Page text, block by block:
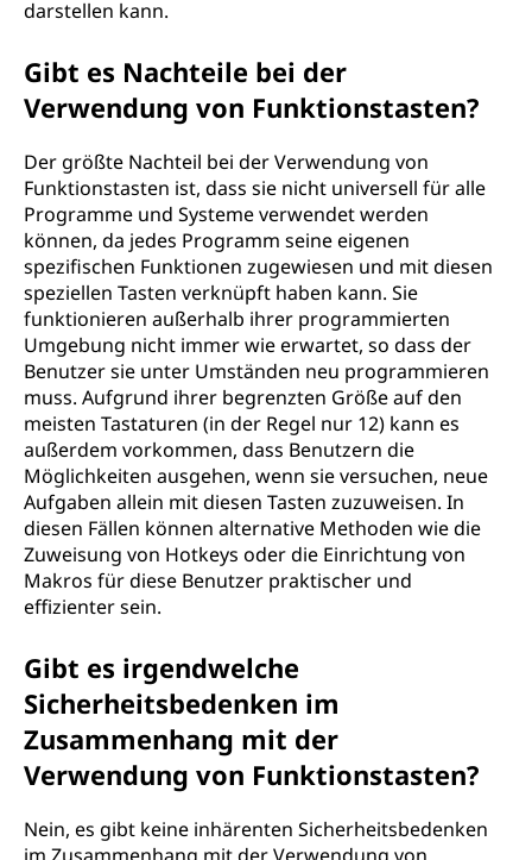
darstellen kann.
Gibt es Nachteile bei der
Verwendung von Funktionstasten?
Der größte Nachteil bei der Verwendung von
Funktionstasten ist, dass sie nicht universell für alle
Programme und Systeme verwendet werden
können, da jedes Programm seine eigenen
spezifischen Funktionen zugewiesen und mit diesen
speziellen Tasten verknüpft haben kann. Sie
funktionieren außerhalb ihrer programmierten
Umgebung nicht immer wie erwartet, so dass der
Benutzer sie unter Umständen neu programmieren
muss. Aufgrund ihrer begrenzten Größe auf den
meisten Tastaturen (in der Regel nur 12) kann es
außerdem vorkommen, dass Benutzern die
Möglichkeiten ausgehen, wenn sie versuchen, neue
Aufgaben allein mit diesen Tasten zuzuweisen. In
diesen Fällen können alternative Methoden wie die
Zuweisung von Hotkeys oder die Einrichtung von
Makros für diese Benutzer praktischer und
effizienter sein.
Gibt es irgendwelche
Sicherheitsbedenken im
Zusammenhang mit der
Verwendung von Funktionstasten?
Nein, es gibt keine inhärenten Sicherheitsbedenken